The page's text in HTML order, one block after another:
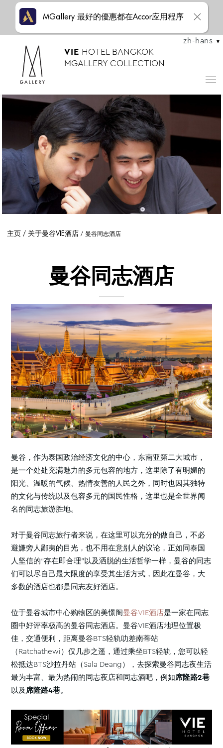
VIE HOTEL BANGKOK
MGALLERY COLLECTION
zh-hans
主页 关于曼谷VIE酒店 曼谷同志酒店
曼谷同志酒店
曼谷，作为泰国政治经济文化的中心，东南亚第二大城市，
是一个处处充满魅力的多元包容的地方，这里除了有明媚的
阳光、温暖的气候、热情友善的人民之外，同时也因其独特
的文化与传统以及包容多元的国民性格，这里也是全世界闻
名的同志旅游胜地。
对于曼谷同志旅行者来说，在这里可以充分的做自己，不必
避嫌旁人鄙夷的目光，也不用在意别人的议论，正如同泰国
人坚信的“存在即合理”以及洒脱的生活哲学一样，曼谷的同志
们可以尽自己最大限度的享受其生活方式，因此在曼谷，大
多数的酒店也都是同志友好酒店。
位于曼谷城市中心购物区的美憬阁曼谷VIE酒店是一家在同志
圈中好评率极高的曼谷同志酒店。曼谷VIE酒店地理位置极
佳，交通便利，距离曼谷BTS轻轨叻差南蒂站
（Ratchathewi）仅几步之遥，通过乘坐BTS轻轨，您可以轻
松抵达BTS沙拉丹站（Sala Deang），去探索曼谷同志夜生活
最为丰富、最为热闹的同志夜店和同志酒吧，例如席隆路2巷
以及席隆路4巷。
MGallery 最好的優惠都在Accor应用程序